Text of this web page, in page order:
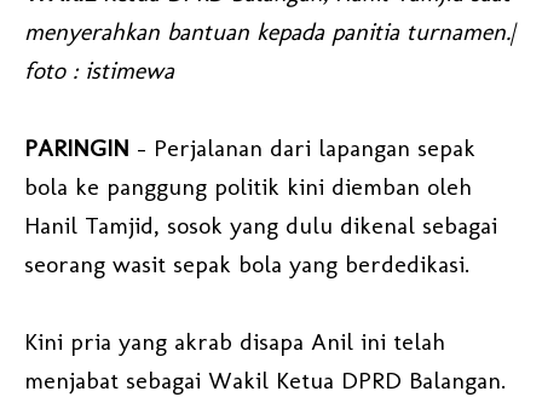
menyerahkan bantuan kepada panitia turnamen.|
foto : istimewa
PARINGIN - Perjalanan dari lapangan sepak
bola ke panggung politik kini diemban oleh
Hanil Tamjid, sosok yang dulu dikenal sebagai
seorang wasit sepak bola yang berdedikasi.
Kini pria yang akrab disapa Anil ini telah
menjabat sebagai Wakil Ketua DPRD Balangan.